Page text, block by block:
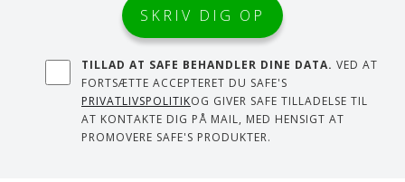
TILLAD AT SAFE BEHANDLER DINE DATA. VED AT
FORTSÆTTE ACCEPTERET DU SAFE'S
PRIVATLIVSPOLITIKOG GIVER SAFE TILLADELSE TIL
AT KONTAKTE DIG PÅ MAIL, MED HENSIGT AT
PROMOVERE SAFE'S PRODUKTER.